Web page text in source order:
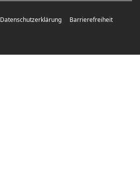
Datenschutzerklärung Barrierefreiheit